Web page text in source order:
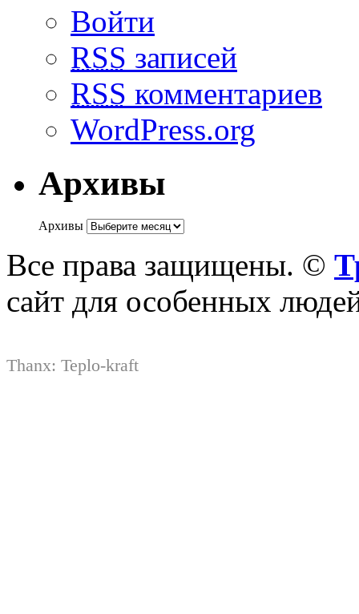
Войти
RSS записей
RSS комментариев
WordPress.org
Архивы
Архивы
Все права защищены. ©
сайт для особенных
Thanx: Teplo-kraft